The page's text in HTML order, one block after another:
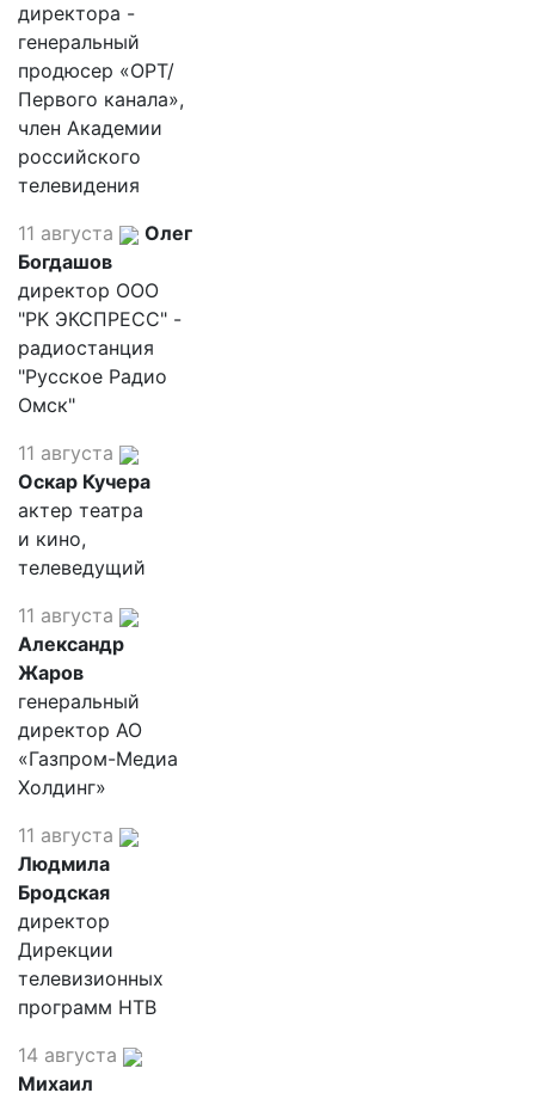
директора -
генеральный
продюсер «ОРТ/
Первого канала»,
член Академии
российского
телевидения
11 августа
Олег
Богдашов
директор ООО
"РК ЭКСПРЕСС" -
радиостанция
"Русское Радио
Омск"
11 августа
Оскар Кучера
актер театра
и кино,
телеведущий
11 августа
Александр
Жаров
генеральный
директор АО
«Газпром-Медиа
Холдинг»
11 августа
Людмила
Бродская
директор
Дирекции
телевизионных
программ НТВ
14 августа
Михаил